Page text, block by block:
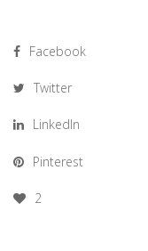
Facebook
Twitter
LinkedIn
Pinterest
2